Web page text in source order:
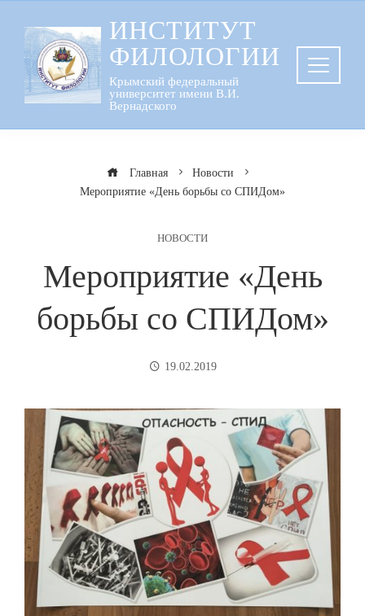
содержанию
ИНСТИТУТ
ФИЛОЛОГИИ
Крымский федеральный
университет имени В.И.
Вернадского
Главная
Новости
Мероприятие «День борьбы со СПИДом»
НОВОСТИ
Мероприятие «День
борьбы со СПИДом»
19.02.2019